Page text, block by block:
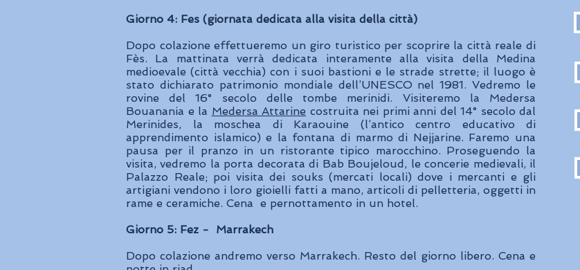
Giorno 4: Fes (giornata dedicata alla visita della città)
Dopo colazione effettueremo un giro turistico per scoprire la città reale di
Fès. La mattinata verrà dedicata interamente alla visita della Medina
medioevale (città vecchia) con i suoi bastioni e le strade strette; il luogo è
stato dichiarato patrimonio mondiale dell’UNESCO nel 1981. Vedremo le
rovine del 16° secolo delle tombe merinidi. Visiteremo la Medersa
Bouanania e la Medersa Attarine costruita nei primi anni del 14° secolo dal
Merinides, la moschea di Karaouine (l’antico centro educativo di
apprendimento islamico) e la fontana di marmo di Nejjarine. Faremo una
pausa per il pranzo in un ristorante tipico marocchino. Proseguendo la
visita, vedremo la porta decorata di Bab Boujeloud, le concerie medievali, il
Palazzo Reale; poi visita dei souks (mercati locali) dove i mercanti e gli
artigiani vendono i loro gioielli fatti a mano, articoli di pelletteria, oggetti in
rame e ceramiche. Cena e pernottamento in un hotel.
Giorno 5: Fez - Marrakech
Dopo colazione andremo verso Marrakech. Resto del giorno libero. Cena e